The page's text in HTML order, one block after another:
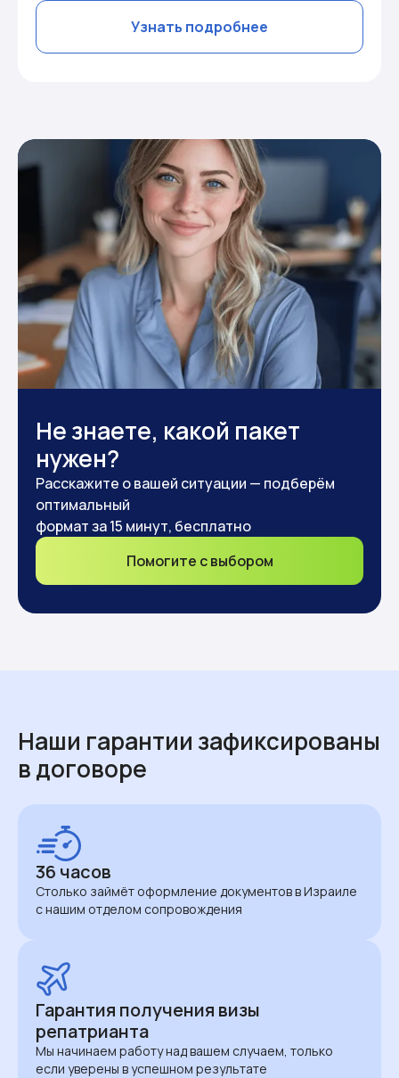
Узнать подробнее
Не знаете, какой пакет
нужен?
Расскажите о вашей ситуации — подберём
оптимальный
формат за 15 минут, бесплатно
Помогите с выбором
Наши гарантии зафиксированы
в договоре
36 часов
Столько займёт оформление документов в Израиле
с нашим отделом сопровождения
Гарантия получения визы
репатрианта
Мы начинаем работу над вашем случаем, только
если уверены в успешном результате